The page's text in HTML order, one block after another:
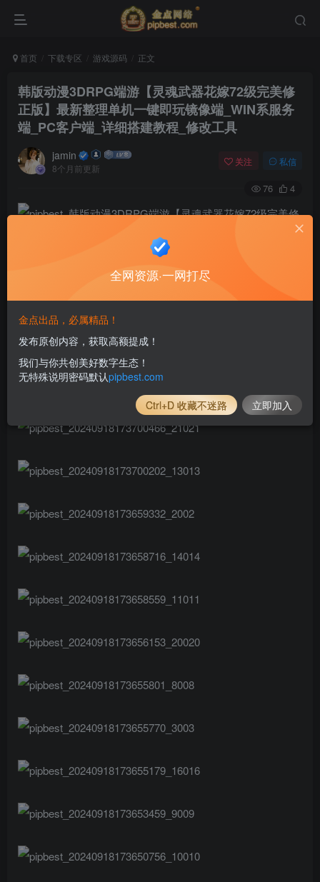
首页 下载专区 游戏源码 正文
韩版动漫3DRPG端游【灵魂武器花嫁72级完美修
正版】最新整理单机一键即玩镜像端_WIN系服务
端_PC客户端_详细搭建教程_修改工具
jamin
8个月前更新
关注 私信
76 4
全网资源·一网打尽
金点出品，必属精品！
发布原创内容，获取高额提成！
我们与你共创美好数字生态！
无特殊说明密码默认pipbest.com
Ctrl+D 收藏不迷路 立即加入